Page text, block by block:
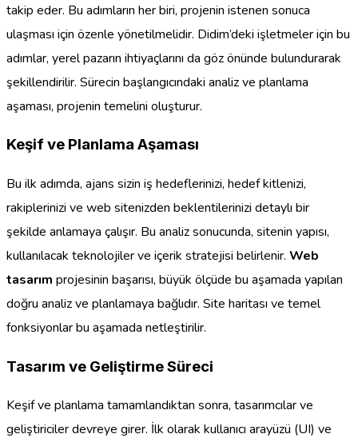
takip eder. Bu adımların her biri, projenin istenen sonuca
ulaşması için özenle yönetilmelidir. Didim’deki işletmeler için bu
adımlar, yerel pazarın ihtiyaçlarını da göz önünde bulundurarak
şekillendirilir. Sürecin başlangıcındaki analiz ve planlama
aşaması, projenin temelini oluşturur.
Keşif ve Planlama Aşaması
Bu ilk adımda, ajans sizin iş hedeflerinizi, hedef kitlenizi,
rakiplerinizi ve web sitenizden beklentilerinizi detaylı bir
şekilde anlamaya çalışır. Bu analiz sonucunda, sitenin yapısı,
kullanılacak teknolojiler ve içerik stratejisi belirlenir. Web
tasarım projesinin başarısı, büyük ölçüde bu aşamada yapılan
doğru analiz ve planlamaya bağlıdır. Site haritası ve temel
fonksiyonlar bu aşamada netleştirilir.
Tasarım ve Geliştirme Süreci
Keşif ve planlama tamamlandıktan sonra, tasarımcılar ve
geliştiriciler devreye girer. İlk olarak kullanıcı arayüzü (UI) ve